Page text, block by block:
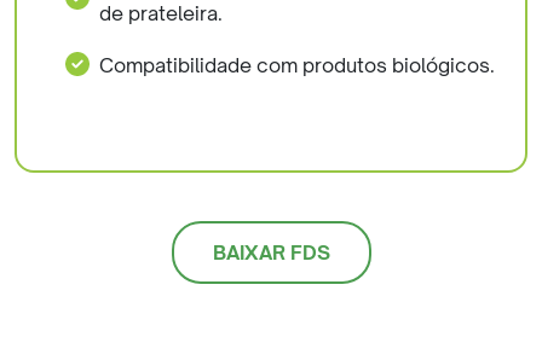
de prateleira.
Compatibilidade com produtos biológicos.
BAIXAR FDS